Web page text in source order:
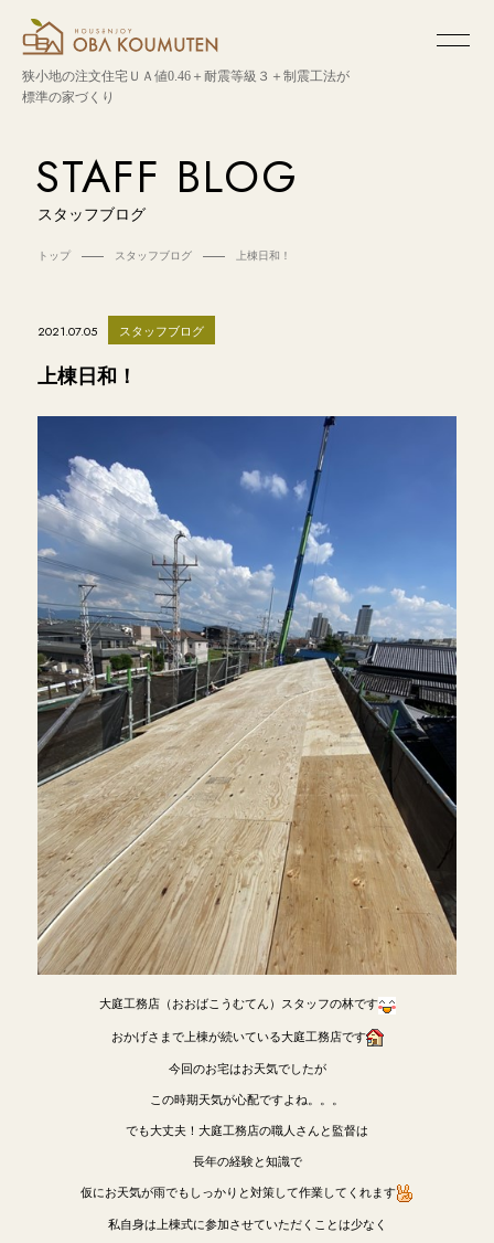
狭小地の注文住宅ＵＡ値0.46＋耐震等級３＋制震工法が
標準の家づくり
STAFF BLOG
スタッフブログ
トップ スタッフブログ 上棟日和！
2021.07.05 スタッフブログ
上棟日和！
大庭工務店（おおばこうむてん）スタッフの林です
おかげさまで上棟が続いている大庭工務店です
今回のお宅はお天気でしたが
この時期天気が心配ですよね。。。
でも大丈夫！大庭工務店の職人さんと監督は
長年の経験と知識で
仮にお天気が雨でもしっかりと対策して作業してくれます
私自身は上棟式に参加させていただくことは少なく